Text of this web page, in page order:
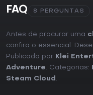
FAQ 8 PERGUNTAS
Antes de procurar uma
confira o essencial.
Publicado por Klei
Adventure. Categorias:
Steam Cloud .